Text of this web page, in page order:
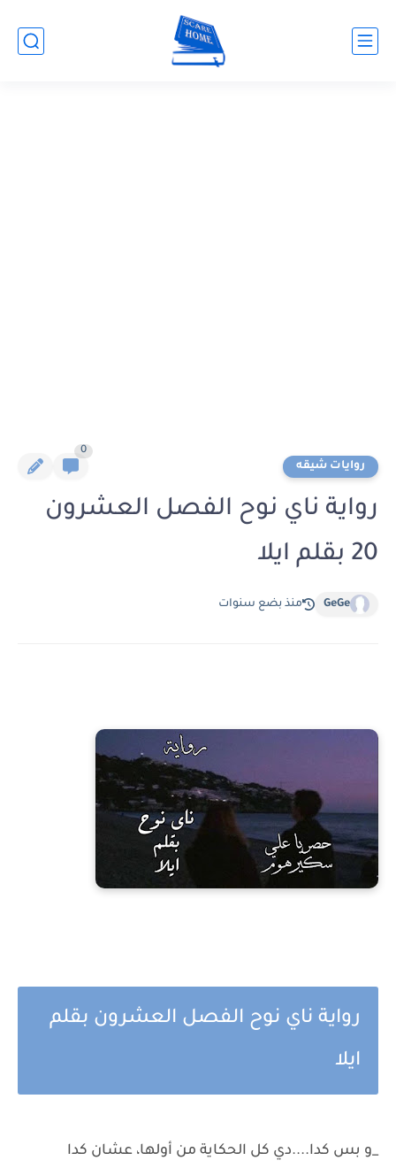
روايات شيقه
0
رواية ناي نوح الفصل العشرون
20 بقلم ايلا
GeGe منذ بضع سنوات
رواية ناي نوح الفصل العشرون بقلم
ايلا
_و بس كدا....دي كل الحكاية من أولها، عشان كدا